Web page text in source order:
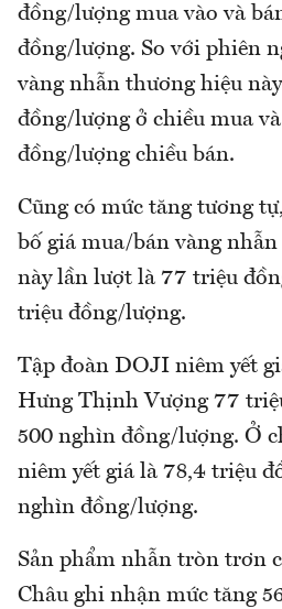
đồng/lượng mua vào và
đồng/lượng. So với phiên
vàng nhẫn thương hiệu
đồng/lượng ở chiều mua
đồng/lượng chiều bán.
Cũng có mức tăng tương
bố giá mua/bán vàng
này lần lượt là 77 triệu
triệu đồng/lượng.
Tập đoàn DOJI niêm yết
Hưng Thịnh Vượng 77
500 nghìn đồng/lượng. Ở
niêm yết giá là 78,4 triệu
nghìn đồng/lượng.
Sản phẩm nhẫn tròn trơn
Châu ghi nhận mức tăng